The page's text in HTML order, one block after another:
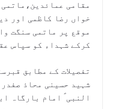
مقامی
خواں رضا کاظمی اور
موقع پر ماتمی سنگت
کرکے شہداء کو سپاس
تفصیلات کے مطابق
شہید حسینی محاذ صفدر
النبی ؐ امام بارگاہ